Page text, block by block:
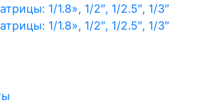
1/1.8», 1/2″, 1/2.5″, 1/3″
1/1.8», 1/2″, 1/2.5″, 1/3″